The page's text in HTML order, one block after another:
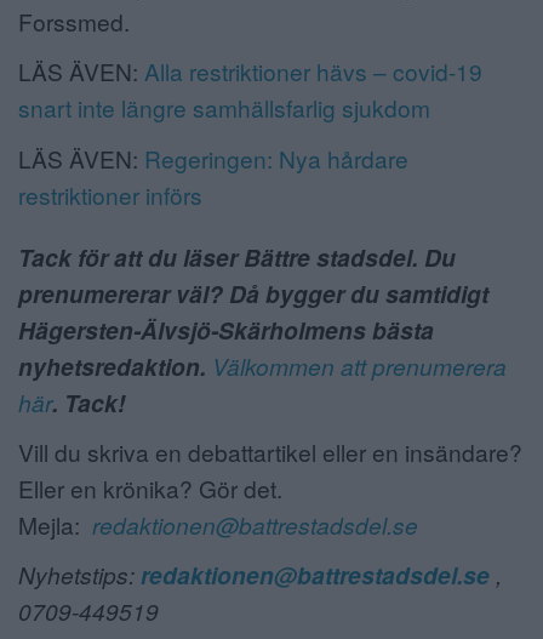
Forssmed.
LÄS ÄVEN: Alla restriktioner hävs – covid-19
snart inte längre samhällsfarlig sjukdom
LÄS ÄVEN: Regeringen: Nya hårdare
restriktioner införs
Tack för att du läser Bättre stadsdel. Du
prenumererar väl? Då bygger du samtidigt
Hägersten-Älvsjö-Skärholmens bästa
nyhetsredaktion. Välkommen att prenumerera
här. Tack!
Vill du skriva en debattartikel eller en insändare?
Eller en krönika? Gör det.
Mejla: redaktionen@battrestadsdel.se
Nyhetstips:redaktionen@battrestadsdel.se ,
0709-449519